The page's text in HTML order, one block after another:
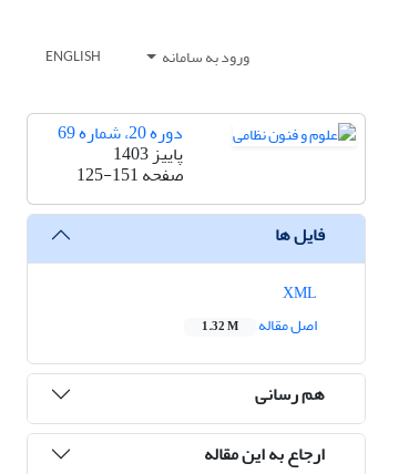
ورود به سامانه ENGLISH
دوره 20، شماره 69
پاییز 1403
صفحه125-151
فایل ها
اصل مقاله
1.32 M
هم رسانی
ارجاع به این مقاله